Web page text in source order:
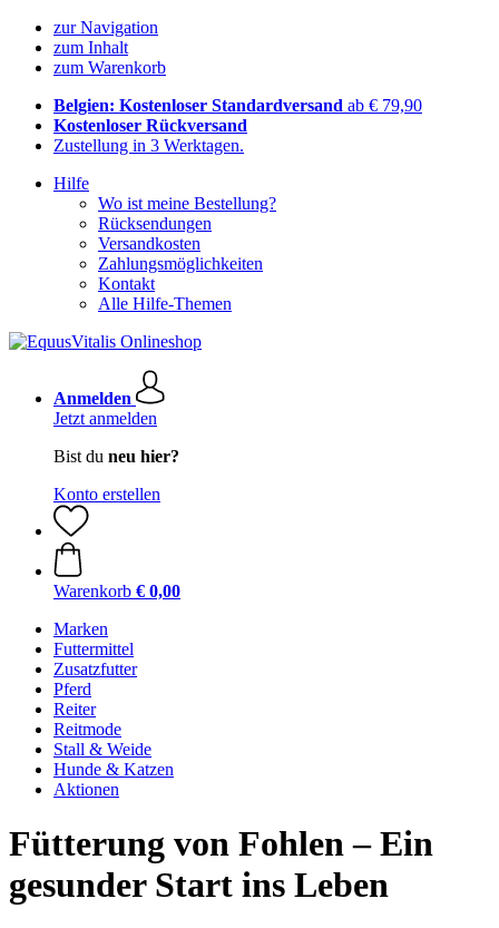
zur Navigation
zum Inhalt
zum Warenkorb
Belgien: Kostenloser Standardversand ab € 79,90
Kostenloser Rückversand
Zustellung in 3 Werktagen.
Hilfe
Wo ist meine Bestellung?
Rücksendungen
Versandkosten
Zahlungsmöglichkeiten
Kontakt
Alle Hilfe-Themen
Anmelden
Jetzt anmelden
Bist du neu hier?
Konto erstellen
Warenkorb € 0,00
Marken
Futtermittel
Zusatzfutter
Pferd
Reiter
Reitmode
Stall & Weide
Hunde & Katzen
Aktionen
Fütterung von Fohlen – Ein
gesunder Start ins Leben